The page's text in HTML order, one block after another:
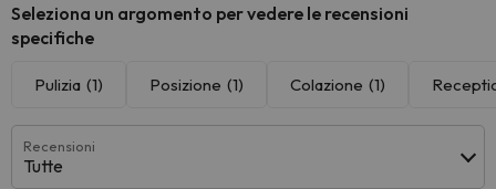
Seleziona un argomento per vedere le recensioni
specifiche
Pulizia (1) Posizione (1) Colazione (1)
Recensioni
Tutte